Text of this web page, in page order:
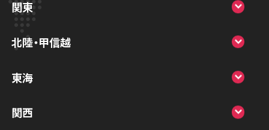
関東
スマホスピタル宇都宮
スマホスピタル テルル三芳
北陸・甲信越
スマホスピタルアル・プラザ小松
東海
スマホスピタル岐阜
関西